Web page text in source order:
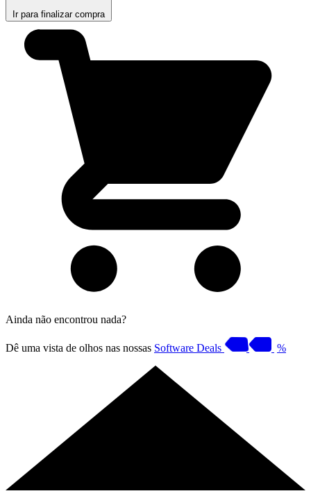
Ir para finalizar compra
Ainda não encontrou nada?
Dê uma vista de olhos nas nossas Software Deals %